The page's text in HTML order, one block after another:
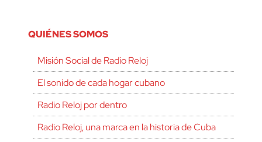
QUIÉNES SOMOS
Misión Social de Radio Reloj
El sonido de cada hogar cubano
Radio Reloj por dentro
Radio Reloj, una marca en la historia de Cuba